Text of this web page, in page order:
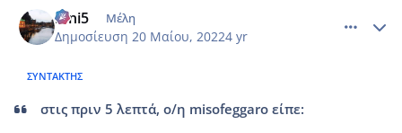
irini5 Μέλη
Δημοσίευση 20 Μαίου, 20224 yr
ΣΥΝΤΆΚΤΗΣ
στις πριν 5 λεπτά, ο/η misofeggaro είπε: